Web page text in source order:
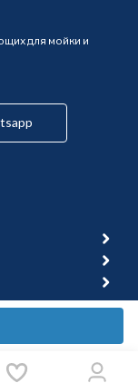
для мойки и